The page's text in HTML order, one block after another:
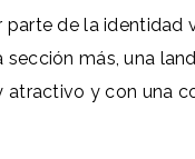
parte de la identidad
sección más, una
atractivo y con una